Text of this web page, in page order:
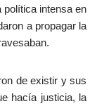
política intensa en
a propagar la
de existir y sus
hacía justicia, la